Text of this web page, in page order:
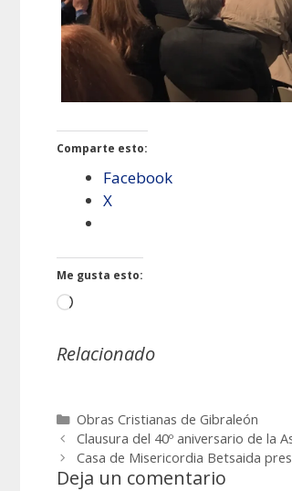
Comparte esto:
Facebook
X
Me gusta esto:
Cargando...
Relacionado
Categorías
Obras Cristianas de Gibraleón
Clausura del 40º aniversario de la
Casa de Misericordia Betsaida
Deja un comentario